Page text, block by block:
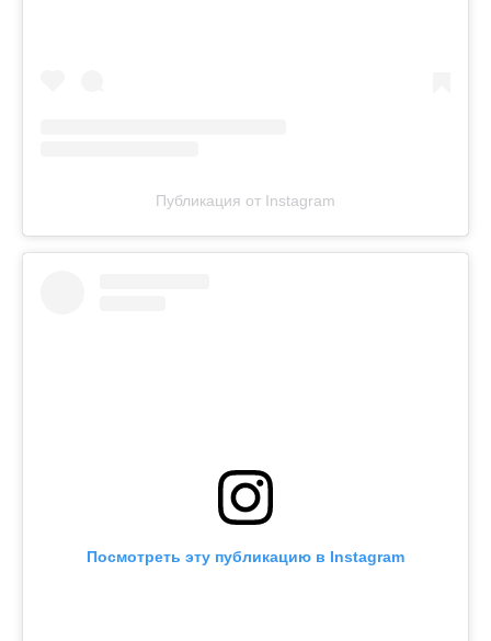
Публикация от Instagram
Посмотреть эту публикацию в Instagram